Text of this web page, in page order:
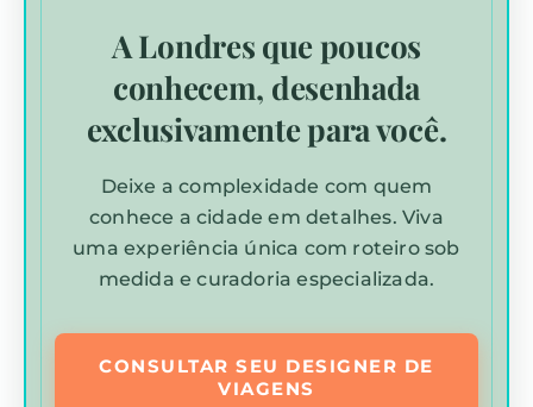
A Londres que poucos
conhecem, desenhada
exclusivamente para você.
Deixe a complexidade com quem
conhece a cidade em detalhes. Viva
uma experiência única com roteiro sob
medida e curadoria especializada.
CONSULTAR SEU DESIGNER DE
VIAGENS